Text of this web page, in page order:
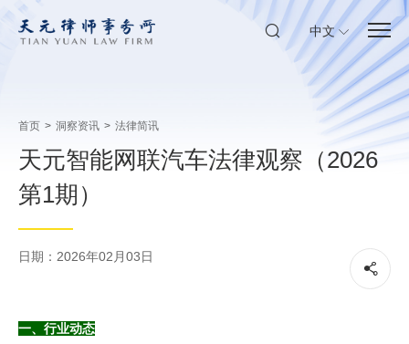
中文
首页 > 洞察资讯 > 法律简讯
天元智能网联汽车法律观察（2026
第1期）
日期：2026年02月03日
一、行业动态